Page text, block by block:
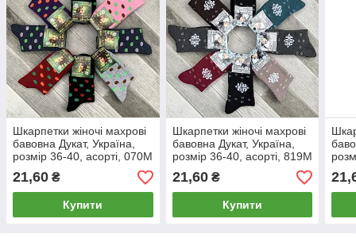
Шкарпетки жіночі махрові
бавовна Дукат, Україна,
розмір 36-40, асорті, 070М
21,60 ₴
Купити
Шкарпетки жіночі махрові
бавовна Дукат, Україна,
розмір 36-40, асорті, 819М
21,60₴
Купити